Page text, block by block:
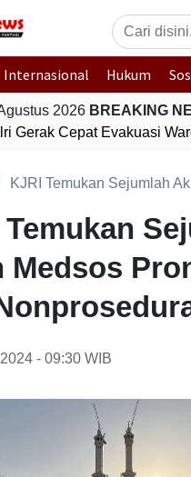
Internasional Hukum
2026 BREAKING
Gerak Cepat Evakuasi
KJRI Temukan Sejumlah Akun Medsos
Medsos
- 09:30WIB